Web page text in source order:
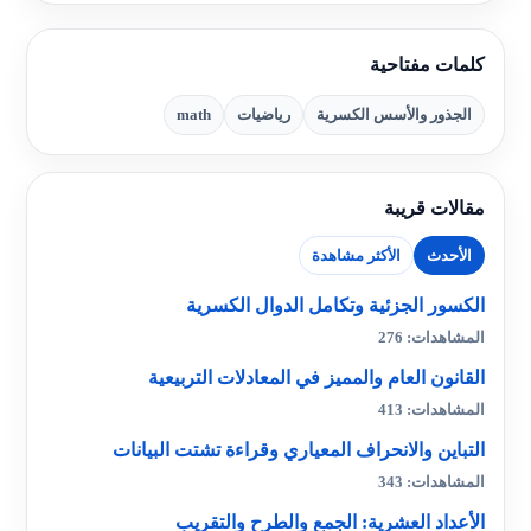
كلمات مفتاحية
الجذور والأسس الكسرية رياضيات math
مقالات قريبة
الأحدث الأكثر مشاهدة
الكسور الجزئية وتكامل الدوال الكسرية
المشاهدات: 276
القانون العام والمميز في المعادلات التربيعية
المشاهدات: 413
التباين والانحراف المعياري وقراءة تشتت البيانات
المشاهدات: 343
الأعداد العشرية: الجمع والطرح والتقريب